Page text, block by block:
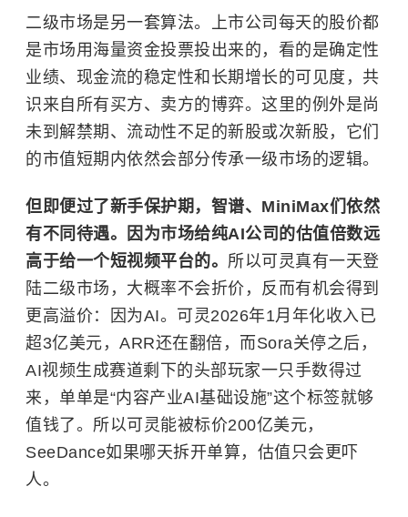
二级市场是另一套算法。上市公司每天的股价都
是市场用海量资金投票投出来的，看的是确定性
业绩、现金流的稳定性和长期增长的可见度，共
识来自所有买方、卖方的博弈。这里的例外是尚
未到解禁期、流动性不足的新股或次新股，它们
的市值短期内依然会部分传承一级市场的逻辑。
但即便过了新手保护期，智谱、MiniMax们依然
有不同待遇。因为市场给纯AI公司的估值倍数远
高于给一个短视频平台的。 所以可灵真有一天登
陆二级市场，大概率不会折价，反而有机会得到
更高溢价：因为AI。可灵2026年1月年化收入已
超3亿美元，ARR还在翻倍，而Sora关停之后，
AI视频生成赛道剩下的头部玩家一只手数得过
来，单单是“内容产业AI基础设施”这个标签就够
值钱了。所以可灵能被标价200亿美元，
SeeDance如果哪天拆开单算，估值只会更吓
人。